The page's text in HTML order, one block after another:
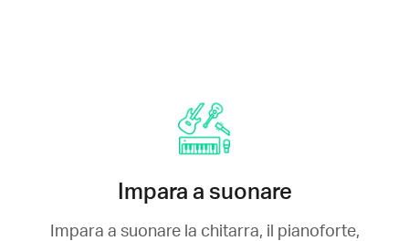
Impara a suonare
Impara a suonare la chitarra, il pianoforte,